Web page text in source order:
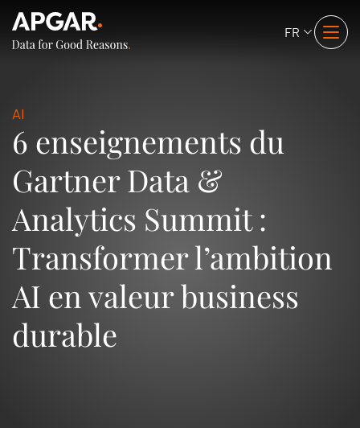
FR
AI
6 enseignements du
Gartner Data &
Analytics Summit :
Transformer l’ambition
AI en valeur business
durable